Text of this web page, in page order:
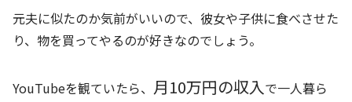
元夫に似たのか気前がいいので、彼女や子供に食べさせた
り、物を買ってやるのが好きなのでしょう。
YouTubeを観ていたら、 月10万円の収入で一人暮ら